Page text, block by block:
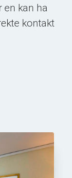
kan ha
kontakt